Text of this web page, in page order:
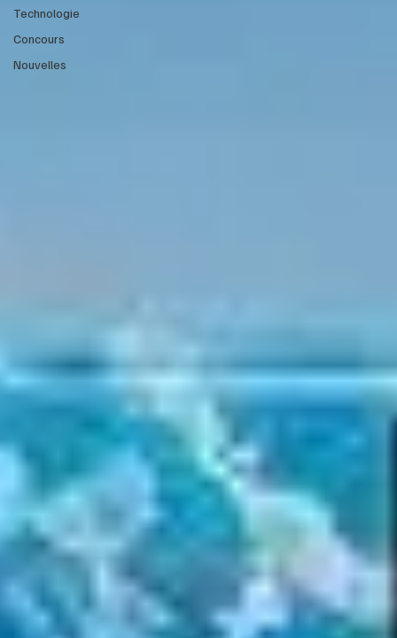
Technologie
Concours
Nouvelles